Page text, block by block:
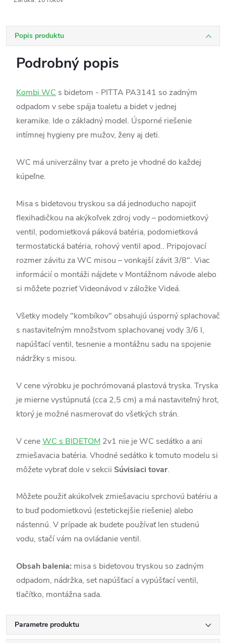
Popis produktu
Podrobný popis
Kombi WC s bidetom - PITTA PA3141 so zadným
odpadom v sebe spája toaletu a bidet v jednej
keramike. Ide o základný model. Úsporné riešenie
intímnej hygieny pre mužov, ženy aj deti.
WC má univerzálny tvar a preto je vhodné do každej
kúpeľne.
Misa s bidetovou tryskou sa dá jednoducho napojiť
flexihadičkou na akýkoľvek zdroj vody – podomietkový
ventil, podomietková páková batéria, podomietková
termostatická batéria, rohový ventil apod.. Pripojovací
rozmer závitu za WC misou – vonkajší závit 3/8". Viac
informácií o montáži nájdete v Montážnom návode alebo
si môžete pozrieť Videonávod v záložke Videá.
Všetky modely "kombíkov" obsahujú úsporný splachovač
s nastaviteľným množstvom splachovanej vody 3/6 l,
napúšťací ventil, tesnenie a montážnu sadu na spojenie
nádržky s misou.
V cene výrobku je pochrómovaná plastová tryska. Tryska
je mierne vystúpnutá (cca 2,5 cm) a má nastaviteľný hrot,
ktorý je možné nasmerovať do všetkých strán.
V ceneWC s BIDETOM 2v1 nie je WC sedátko a ani
zmiešavacia batéria. Vhodné sedátko k tomuto modelu si
môžete vybrať dole v sekcii Súvisiaci tovar.
Môžete použiť akúkoľvek zmiešavaciu sprchovú batériu a
to buď podomietkovú (estetickejšie riešenie) alebo
nástennú. V prípade ak budete používať len studenú
vodu, stačí vám na ovládanie ventil.
Obsah balenia: misa s bidetovou tryskou so zadným
odpadom, nádržka, set napúšťací a vypúšťací ventil,
tlačítko, montážna sada.
Parametre produktu